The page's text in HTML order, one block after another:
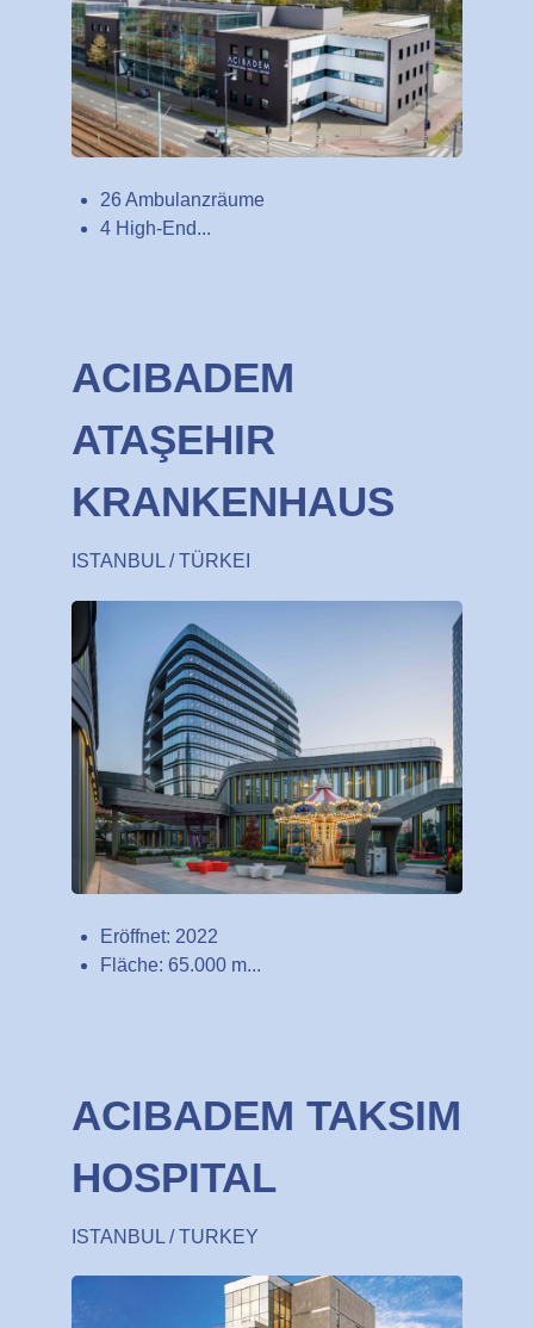
26 Ambulanzräume
4 High-End...
ACIBADEM
ATAŞEHIR
KRANKENHAUS
ISTANBUL / TÜRKEI
Eröffnet: 2022
Fläche: 65.000 m...
ACIBADEM TAKSIM
HOSPITAL
ISTANBUL / TURKEY